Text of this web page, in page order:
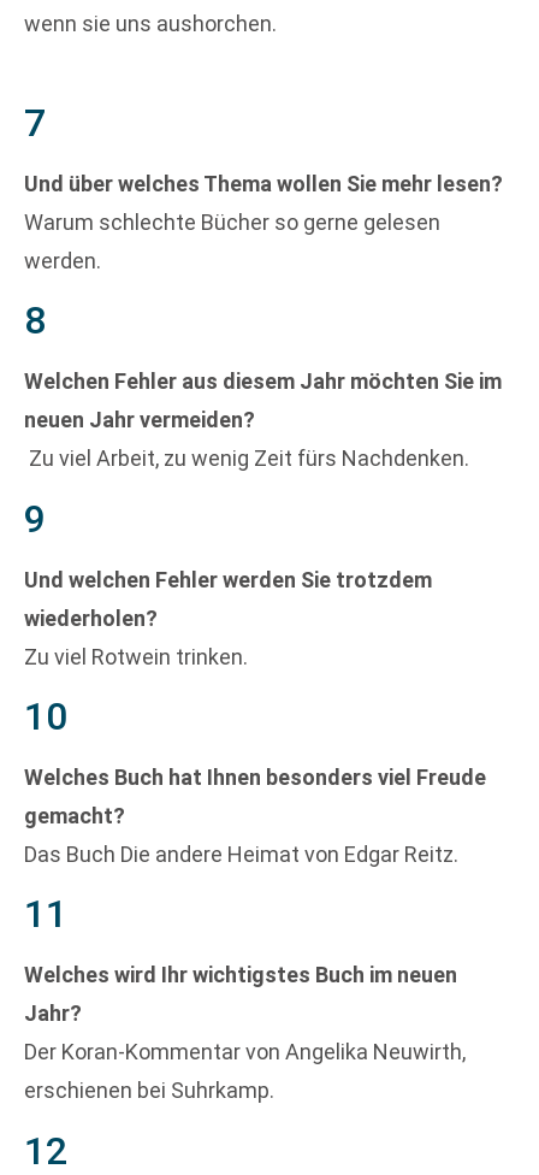
wenn sie uns aushorchen.
7
Und über welches Thema wollen Sie mehr lesen?
Warum schlechte Bücher so gerne gelesen
werden.
8
Welchen Fehler aus diesem Jahr möchten Sie im
neuen Jahr vermeiden?
Zu viel Arbeit, zu wenig Zeit fürs Nachdenken.
9
Und welchen Fehler werden Sie trotzdem
wiederholen?
Zu viel Rotwein trinken.
10
Welches Buch hat Ihnen besonders viel Freude
gemacht?
Das Buch Die andere Heimat von Edgar Reitz.
11
Welches wird Ihr wichtigstes Buch im neuen
Jahr?
Der Koran-Kommentar von Angelika Neuwirth,
erschienen bei Suhrkamp.
12